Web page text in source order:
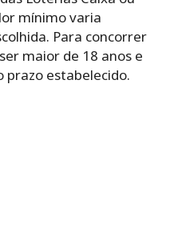
mínimo varia
Para concorrer
maior de 18 anos e
prazo estabelecido.